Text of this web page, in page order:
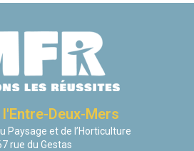
l'Entre-Deux-Mers
Paysage et de l’Horticulture
rue du Gestas